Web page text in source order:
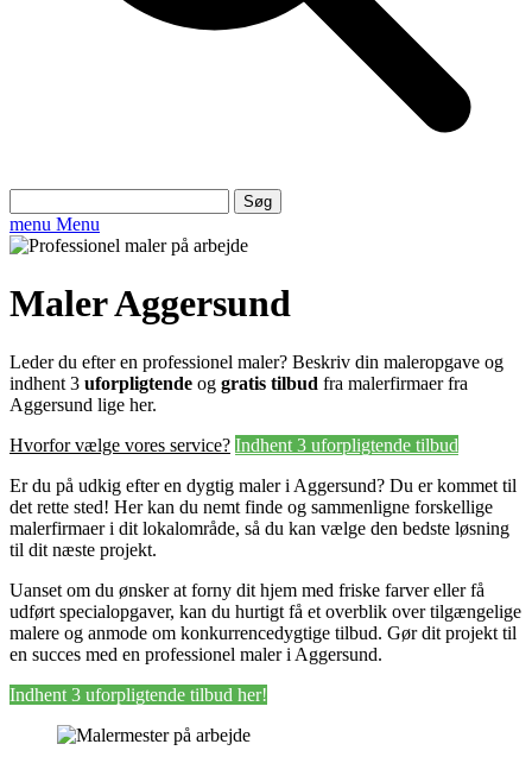
efter:
menu Menu
Maler Aggersund
Leder du efter en professionel maler? Beskriv din maleropgave og
indhent 3 uforpligtende og gratis tilbud fra malerfirmaer fra
Aggersund lige her.
Hvorfor vælge vores service? Indhent 3 uforpligtende tilbud
Er du på udkig efter en dygtig maler i Aggersund? Du er kommet til
det rette sted! Her kan du nemt finde og sammenligne forskellige
malerfirmaer i dit lokalområde, så du kan vælge den bedste løsning
til dit næste projekt.
Uanset om du ønsker at forny dit hjem med friske farver eller få
udført specialopgaver, kan du hurtigt få et overblik over tilgængelige
malere og anmode om konkurrencedygtige tilbud. Gør dit projekt til
en succes med en professionel maler i Aggersund.
Indhent 3 uforpligtende tilbud her!